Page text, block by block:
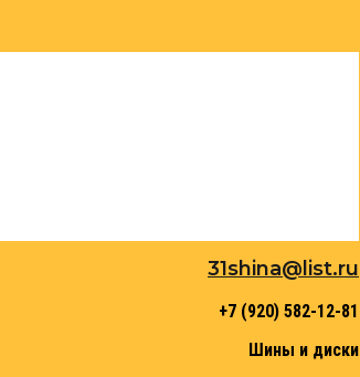
31shina@list.ru
+7 (920) 582-12-81
Шины и диски